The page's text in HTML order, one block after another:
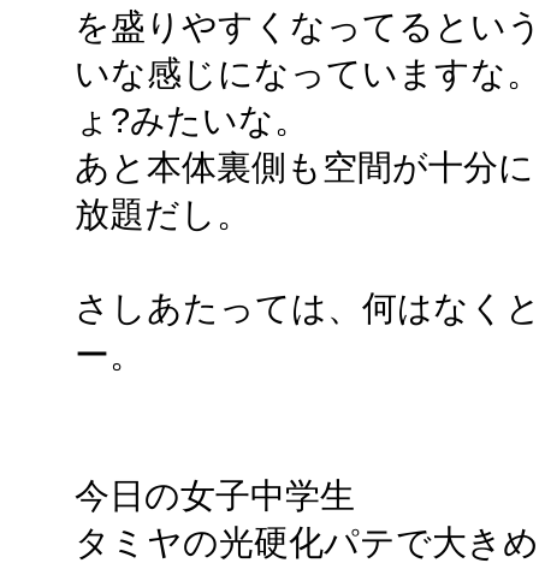
を盛りやすくなってるとい
いな感じになっていますな
ょ?みたいな。
あと本体裏側も空間が十分
放題だし。
さしあたっては、何はなく
ー。
今日の女子中学生
タミヤの光硬化パテで大き